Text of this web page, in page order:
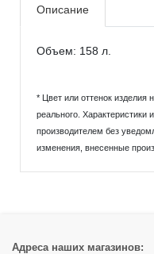
Описание
Объем: 158 л.
* Цвет или оттенок изделия
реального. Характеристики
производителем без
изменения, внесенные
Адреса наших магазинов: